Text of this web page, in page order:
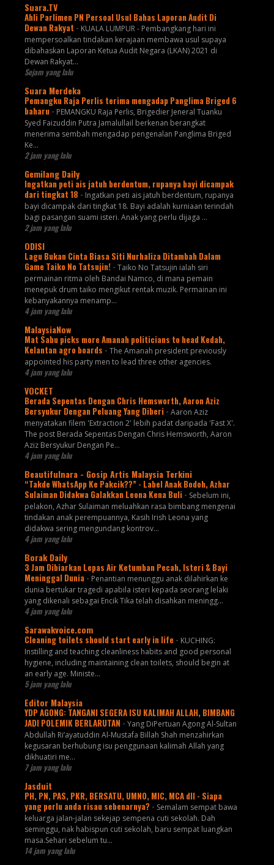
Suara.TV
Ahli Parlimen PN Persoal Usul Bahas Laporan Audit Di
Dewan Rakyat - KUALA LUMPUR - Pembangkang hari ini
mempersoalkan tindakan kerajaan membawa usul supaya
dibahaskan Laporan Ketua Audit Negara (LKAN) 2021 di
Dewan Rakyat...
Sejam yang lalu
Suara Merdeka
Pemangku Raja Perlis terima mengadap Panglima Briged 6
baharu - PEMANGKU Raja Perlis, Brigedier Jeneral Tuanku
Syed Faizuddin Putra Jamalullail berkenan berangkat
menerima sembah mengadap pengenalan Panglima Briged
Ke...
2 jam yang lalu
Gemilang Daily
Ingatkan peti ais jatuh berdentum, rupanya bayi dicampak
dari tingkat 18 - Ingatkan peti ais jatuh berdentum, rupanya
bayi dicampak dari tingkat 18. Bayi adalah kurniaan terindah
bagi pasangan suami isteri. Anak yang perlu dijaga ...
2 jam yang lalu
ODISI
Lagu Bukan Cinta Biasa Siti Nurhaliza Ditambah Dalam
Game Taiko No Tatsujin! - Taiko No Tatsujin ialah siri
permainan ritma oleh Bandai Namco, di mana pemain
menepuk drum taiko mengikut rentak muzik. Permainan ini
kebanyakannya menamp...
4 jam yang lalu
MalaysiaNow
Mat Sabu picks more Amanah politicians to head Kedah,
Kelantan agro boards - The Amanah president previously
appointed his party men to lead three other agencies.
4 jam yang lalu
VOCKET
Berada Sepentas Dengan Chris Hemsworth, Aaron Aziz
Bersyukur Dengan Peluang Yang Diberi - Aaron Aziz
menyatakan filem 'Extraction 2' lebih padat daripada 'Fast X'.
The post Berada Sepentas Dengan Chris Hemsworth, Aaron
Aziz Bersyukur Dengan Pe...
4 jam yang lalu
Beautifulnara - Gosip Artis Malaysia Terkini
“Takde WhatsApp Ke Pakcik??” - Label Anak Bodoh, Azhar
Sulaiman Didakwa Galakkan Leona Kena Buli - Sebelum ini,
pelakon, Azhar Sulaiman meluahkan rasa bimbang mengenai
tindakan anak perempuannya, Kasih Irish Leona yang
didakwa sering mengundang kontrov...
4 jam yang lalu
Borak Daily
3 Jam Dibiarkan Lepas Air Ketumban Pecah, Isteri & Bayi
Meninggal Dunia - Penantian menunggu anak dilahirkan ke
dunia bertukar tragedi apabila isteri kepada seorang lelaki
yang dikenali sebagai Encik Tika telah disahkan meningg...
4 jam yang lalu
Sarawakvoice.com
Cleaning toilets should start early in life - KUCHING:
Instilling and teaching cleanliness habits and good personal
hygiene, including maintaining clean toilets, should begin at
an early age. Ministe...
5 jam yang lalu
Editor Malaysia
YDP AGONG: TANGANI SEGERA ISU KALIMAH ALLAH, BIMBANG
JADI POLEMIK BERLARUTAN - Yang DiPertuan Agong Al-Sultan
Abdullah Ri’ayatuddin Al-Mustafa Billah Shah menzahirkan
kegusaran berhubung isu penggunaan kalimah Allah yang
dikhuatiri me...
7 jam yang lalu
Jasduit
PH, PN, PAS, PKR, BERSATU, UMNO, MIC, MCA dll - Siapa
yang perlu anda risau sebenarnya? - Semalam sempat bawa
keluarga jalan-jalan sekejap sempena cuti sekolah. Dah
seminggu, nak habispun cuti sekolah, baru sempat luangkan
masa.Sehari sebelum tu...
14 jam yang lalu